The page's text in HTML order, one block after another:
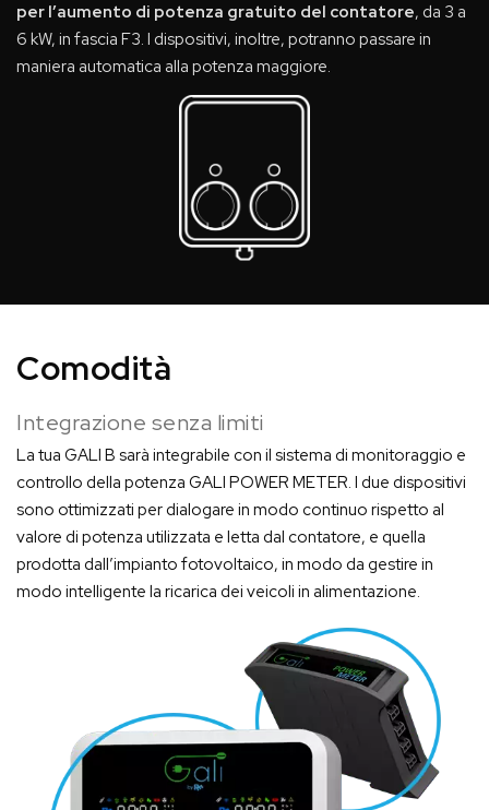
per l’aumento di potenza gratuito del contatore, da 3 a
6 kW, in fascia F3. I dispositivi, inoltre, potranno passare in
maniera automatica alla potenza maggiore.
Comodità
Integrazione senza limiti
La tua GALI B sarà integrabile con il sistema di monitoraggio e
controllo della potenza GALI POWER METER. I due dispositivi
sono ottimizzati per dialogare in modo continuo rispetto al
valore di potenza utilizzata e letta dal contatore, e quella
prodotta dall’impianto fotovoltaico, in modo da gestire in
modo intelligente la ricarica dei veicoli in alimentazione.